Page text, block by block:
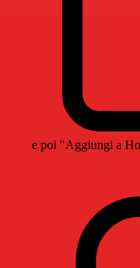
e poi "Aggiungi a